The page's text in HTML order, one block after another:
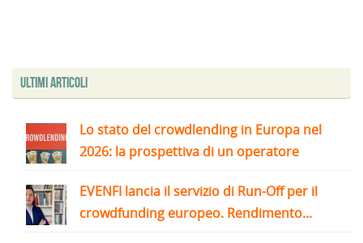
Ultimi articoli
Lo stato del crowdlending in Europa nel
2026: la prospettiva di un operatore
EVENFI lancia il servizio di Run-Off per il
crowdfunding europeo. Rendimento...